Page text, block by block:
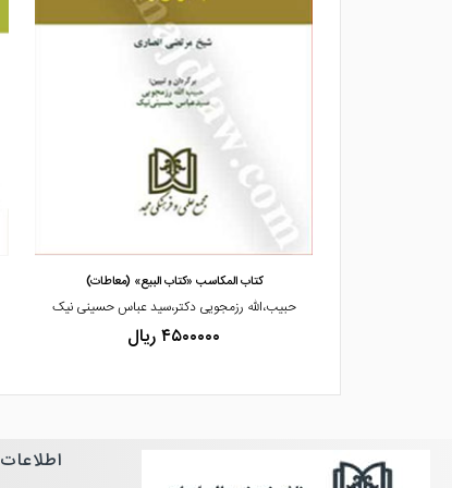
کتاب المکاسب «کتاب البیع» (معاطات)
حبیب،الله رزمجویی دکتر،سید عباس حسینی نیک
۴۵۰۰۰۰۰ ریال
اطلاعات